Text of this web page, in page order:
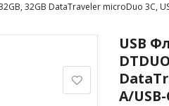
32GB DataTraveler microDuo 3C,
USB
A/